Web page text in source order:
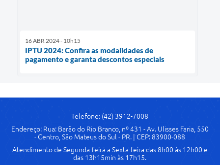
16 ABR 2024 - 10h15
IPTU 2024: Confira as modalidades de
pagamento e garanta descontos especiais
Telefone: (42) 3912-7008
Endereço: Rua: Barão do Rio Branco, nº 431 - Av. Ulisses Faria, 550
- Centro, São Mateus do Sul - PR. | CEP: 83900-088
Atendimento de Segunda-feira a Sexta-feira das 8h00 às 12h00 e
das 13h15min às 17h15.